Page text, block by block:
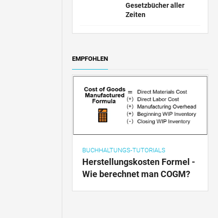
Gesetzbücher aller
Zeiten
EMPFOHLEN
BUCHHALTUNGS-TUTORIALS
Herstellungskosten Formel -
Wie berechnet man COGM?